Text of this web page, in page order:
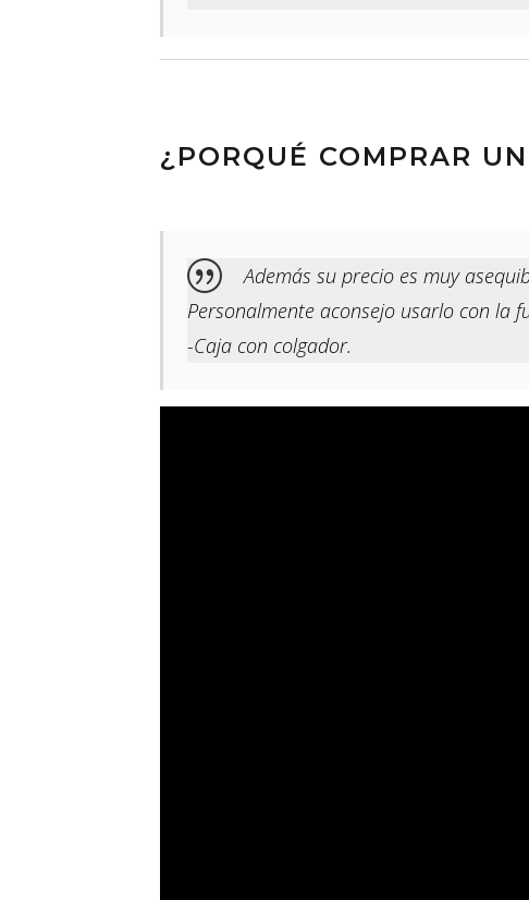
¿PORQUÉ COMPRAR
Además su precio es muy
Personalmente aconsejo usarlo con la
-Caja con colgador.